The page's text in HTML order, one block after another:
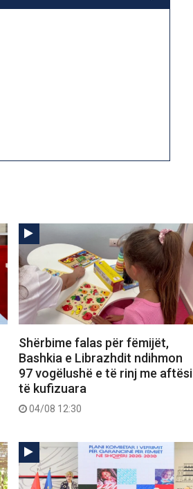
Shërbime falas për fëmijët,
Bashkia e Librazhdit ndihmon
97 vogëlushë e të rinj me aftësi
të kufizuara
04/08 12:30